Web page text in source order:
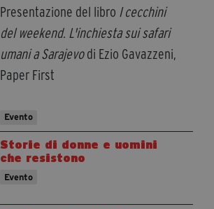
Presentazione del libro I cecchini
del weekend. L'inchiesta sui safari
umani a Sarajevodi Ezio Gavazzeni,
Paper First
Evento
Storie di donne e uomini
che resistono
Evento